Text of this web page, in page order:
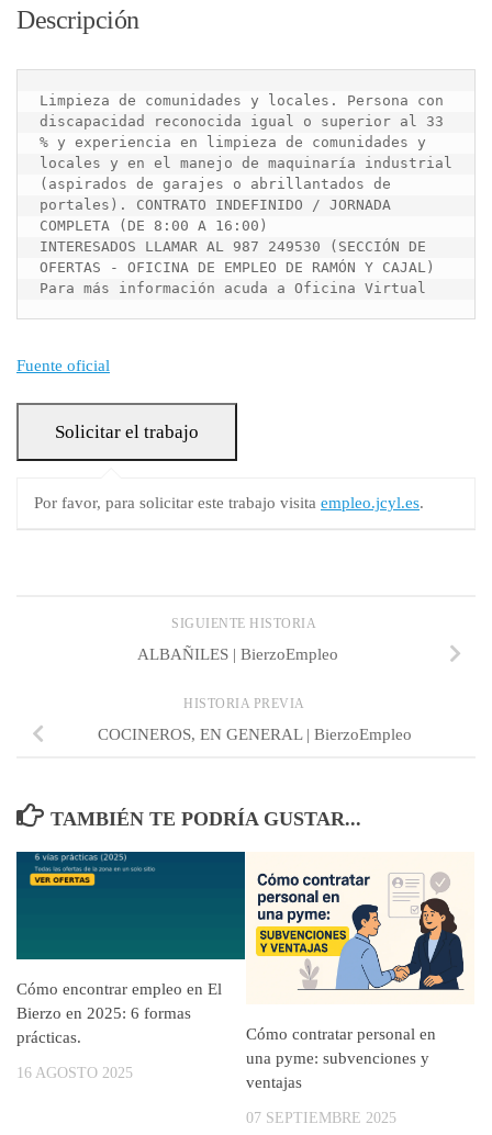
Descripción
Limpieza de comunidades y locales. Persona con
discapacidad reconocida igual o superior al 33
% y experiencia en limpieza de comunidades y
locales y en el manejo de maquinaría industrial
(aspirados de garajes o abrillantados de
portales). CONTRATO INDEFINIDO / JORNADA
COMPLETA (DE 8:00 A 16:00)
INTERESADOS LLAMAR AL 987 249530 (SECCIÓN DE
OFERTAS - OFICINA DE EMPLEO DE RAMÓN Y CAJAL)
Para más información acuda a Oficina Virtual
Fuente oficial
Por favor, para solicitar este trabajo visita empleo.jcyl.es.
SIGUIENTE HISTORIA
ALBAÑILES | BierzoEmpleo
HISTORIA PREVIA
COCINEROS, EN GENERAL | BierzoEmpleo
TAMBIÉN TE PODRÍA GUSTAR...
Cómo encontrar empleo en El
Bierzo en 2025: 6 formas
prácticas.
16 AGOSTO 2025
Cómo contratar personal en
una pyme: subvenciones y
ventajas
07 SEPTIEMBRE 2025